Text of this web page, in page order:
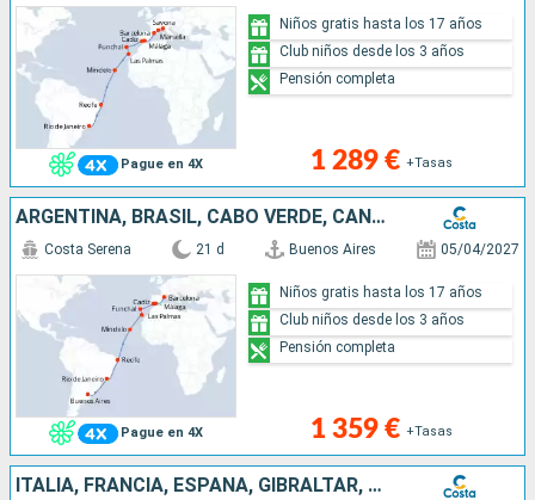
Pague en 4X 1 289 € +Tasas
Niños gratis hasta los 17 años
Club niños desde los 3 años
Pensión completa
ARGENTINA, BRASIL, CABO VERDE, CANARIAS, MADEIRA, ESPAÑA
Pague en 4X
Costa Serena 21 d Buenos Aires 05/04/2027
1 359 € +Tasas
Niños gratis hasta los 17 años
Club niños desde los 3 años
Pensión completa
ITALIA, FRANCIA, ESPAÑA, GIBRALTAR, CANARIAS, ANTILLAS, ISLAS VÍRGENES